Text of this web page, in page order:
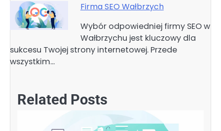
Firma SEO Wałbrzych
Wybór odpowiedniej firmy SEO w
Wałbrzychu jest kluczowy dla
sukcesu Twojej strony internetowej. Przede
wszystkim…
Related Posts